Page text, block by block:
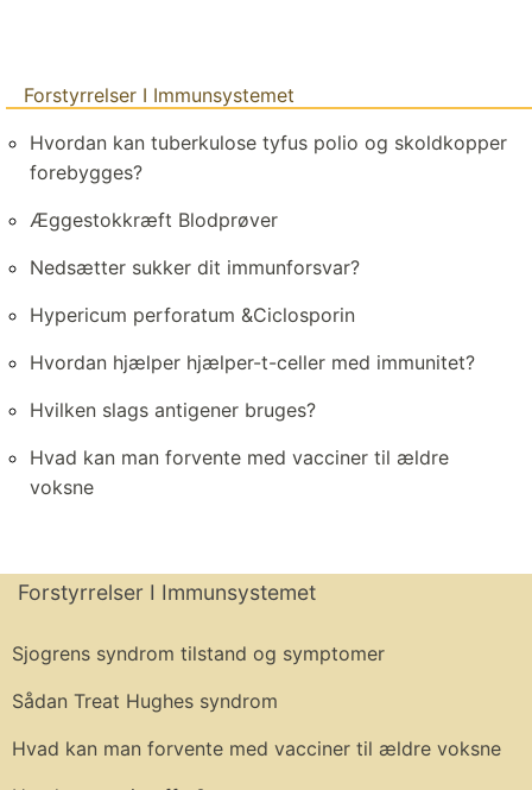
Forstyrrelser I Immunsystemet
Hvordan kan tuberkulose tyfus polio og skoldkopper
forebygges?
Æggestokkræft Blodprøver
Nedsætter sukker dit immunforsvar?
Hypericum perforatum &Ciclosporin
Hvordan hjælper hjælper-t-celler med immunitet?
Hvilken slags antigener bruges?
Hvad kan man forvente med vacciner til ældre
voksne
Forstyrrelser I Immunsystemet
Sjogrens syndrom tilstand og symptomer
Sådan Treat Hughes syndrom
Hvad kan man forvente med vacciner til ældre voksne